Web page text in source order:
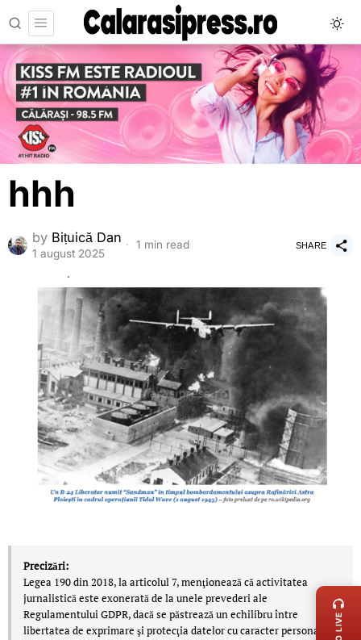
hhh
by Bițuică Dan
1 august 2025
1 min read SHARE
Precizări:
Legea 190 din 2018, la articolul 7, menţionează că activitatea
jurnalistică este exonerată de la unele prevederi ale
Regulamentului GDPR, dacă se păstrează un echilibru între
libertatea de exprimare şi protecţia datelor cu caracter personal.